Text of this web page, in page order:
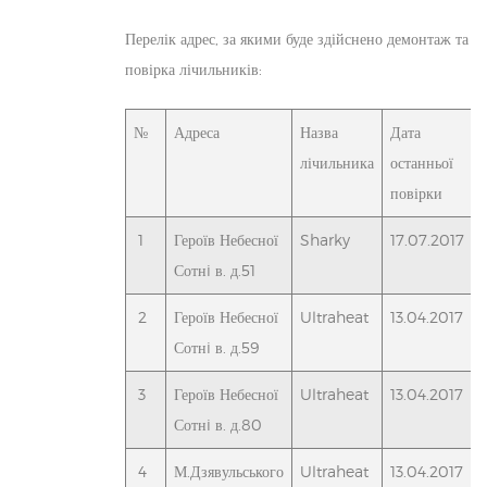
Перелік адрес, за якими буде здійснено демонтаж та
повірка лічильників:
№ Адреса
Назва
лічильника
Дата
останньої
повірки
1
Героїв Небесної
Сотнi в. д.51
Sharky 17.07.2017
2
Героїв Небесної
Сотнi в. д.59
Ultraheat 13.04.2017
3
Героїв Небесної
Сотнi в. д.80
Ultraheat 13.04.2017
4 М.Дзявульського Ultraheat 13.04.2017